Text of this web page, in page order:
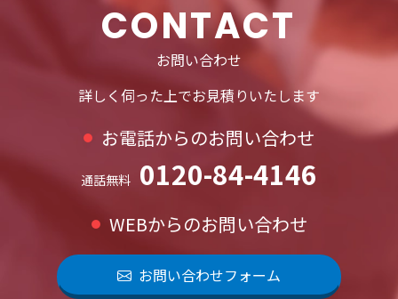
CONTACT
お問い合わせ
詳しく伺った上でお見積りいたします
お電話からのお問い合わせ
通話無料 0120-84-4146
WEBからのお問い合わせ
お問い合わせフォーム